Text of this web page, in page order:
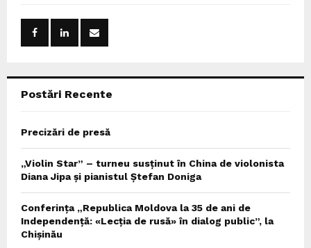
Postări Recente
Precizări de presă
„Violin Star” – turneu susținut în China de violonista
Diana Jipa și pianistul Ștefan Doniga
Conferința „Republica Moldova la 35 de ani de
Independență: «Lecția de rusă» în dialog public”, la
Chișinău